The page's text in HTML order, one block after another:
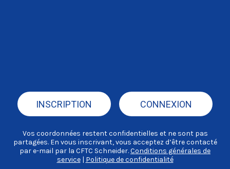
INSCRIPTION CONNEXION
Vos coordonnées restent confidentielles et ne sont pas
partagées. En vous inscrivant, vous acceptez d’être contacté
par e-mail par la CFTC Schneider.Conditions générales de
service| Politique de confidentialité